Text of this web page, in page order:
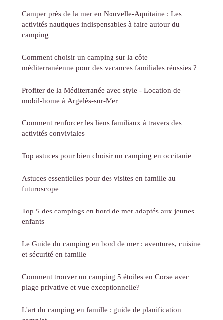
Camper près de la mer en Nouvelle-Aquitaine : Les
activités nautiques indispensables à faire autour du
camping
Comment choisir un camping sur la côte
méditerranéenne pour des vacances familiales réussies ?
Profiter de la Méditerranée avec style - Location de
mobil-home à Argelès-sur-Mer
Comment renforcer les liens familiaux à travers des
activités conviviales
Top astuces pour bien choisir un camping en occitanie
Astuces essentielles pour des visites en famille au
futuroscope
Top 5 des campings en bord de mer adaptés aux jeunes
enfants
Le Guide du camping en bord de mer : aventures, cuisine
et sécurité en famille
Comment trouver un camping 5 étoiles en Corse avec
plage privative et vue exceptionnelle?
L'art du camping en famille : guide de planification